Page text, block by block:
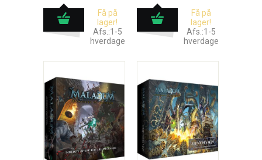
Få på
lager!
Afs.:1-5
hverdage
Få på
lager!
Afs.:1-5
hverdage